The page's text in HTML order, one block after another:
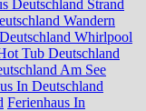
Deutschland Strand
Wandern
Whirlpool
Tub Deutschland
Am See
In Deutschland
Ferienhaus In